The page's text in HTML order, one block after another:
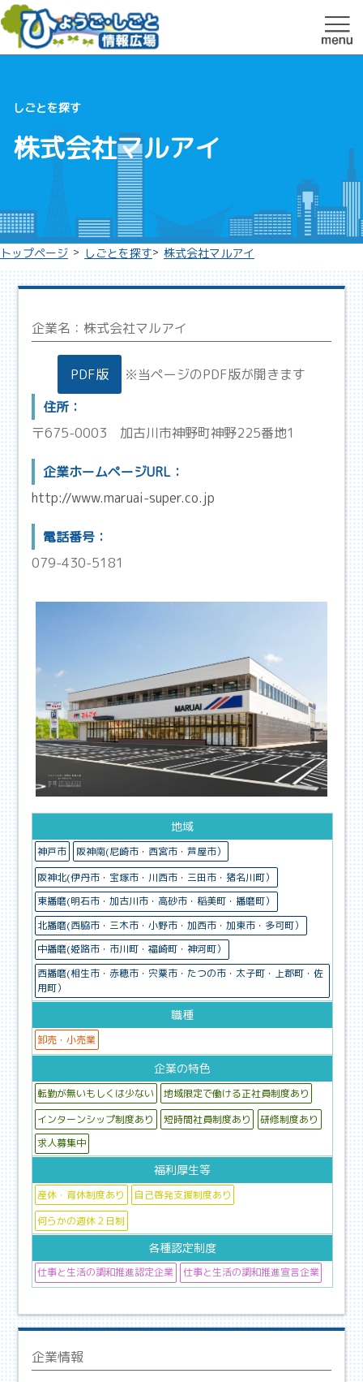
しごとを探す
株式会社マルアイ
トップページ > しごとを探す> 株式会社マルアイ
企業名： 株式会社マルアイ
PDF版
※当ページのPDF版が開きます
住所：
〒675-0003
加古川市神野町神野225番地1
企業ホームページURL：
http://www.maruai-super.co.jp
電話番号：
079-430-5181
地域
神戸市
阪神南(尼崎市・西宮市・芦屋市）
阪神北(伊丹市・宝塚市・川西市・三田市・猪名川町）
東播磨(明石市・加古川市・高砂市・稲美町・播磨町）
北播磨(西脇市・三木市・小野市・加西市・加東市・多可町）
中播磨(姫路市・市川町・福崎町・神河町）
西播磨(相生市・赤穂市・宍粟市・たつの市・太子町・上郡町・佐
用町）
職種
卸売・小売業
企業の特色
転勤が無いもしくは少ない
地域限定で働ける正社員制度あり
インターンシップ制度あり
短時間社員制度あり
研修制度あり
求人募集中
福利厚生等
産休・育休制度あり
自己啓発支援制度あり
何らかの週休２日制
各種認定制度
仕事と生活の調和推進認定企業 仕事と生活の調和推進宣言企業
企業情報